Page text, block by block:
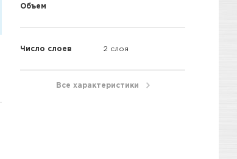
Объем
Число слоев 2 слоя
Все характеристики